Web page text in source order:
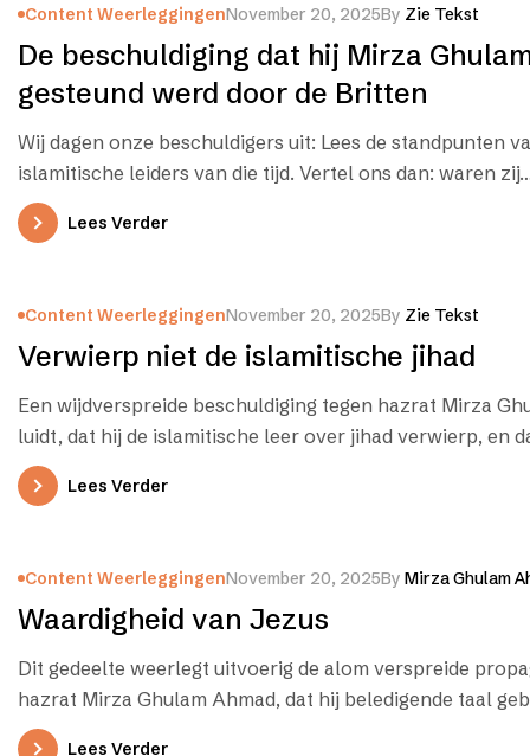
Content WeerleggingenNovember 20, 2025By Zie Tekst
De beschuldiging dat hij Mirza
gesteund werd door de Britten
Wij dagen onze beschuldigers uit: Lees de standpunten
islamitische leiders van die tijd. Vertel ons dan: waren
Lees Verder
Content WeerleggingenNovember 20, 2025By Zie Tekst
Verwierp niet de islamitische jihad
Een wijdverspreide beschuldiging tegen hazrat Mirza
luidt, dat hij de islamitische leer over jihad verwierp, en
Lees Verder
Content WeerleggingenNovember 20, 2025By Mirza Ghulam
Waardigheid van Jezus
Dit gedeelte weerlegt uitvoerig de alom verspreide
hazrat Mirza Ghulam Ahmad, dat hij beledigende taal
Jezus.…
Lees Verder